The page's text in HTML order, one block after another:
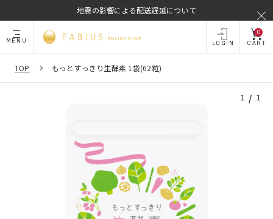
地震の影響による配送遅延について
MENU LOGIN
0
CART
TOP もっとすっきり生酵素 1袋(62粒)
1 / 1